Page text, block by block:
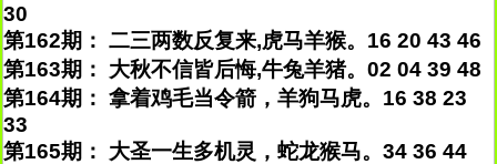
30
第162期： 二三两数反复来,虎马羊猴。16 20 43 46
第163期： 大秋不信皆后悔,牛兔羊猪。02 04 39 48
第164期： 拿着鸡毛当令箭，羊狗马虎。16 38 23
33
第165期： 大圣一生多机灵，蛇龙猴马。34 36 44